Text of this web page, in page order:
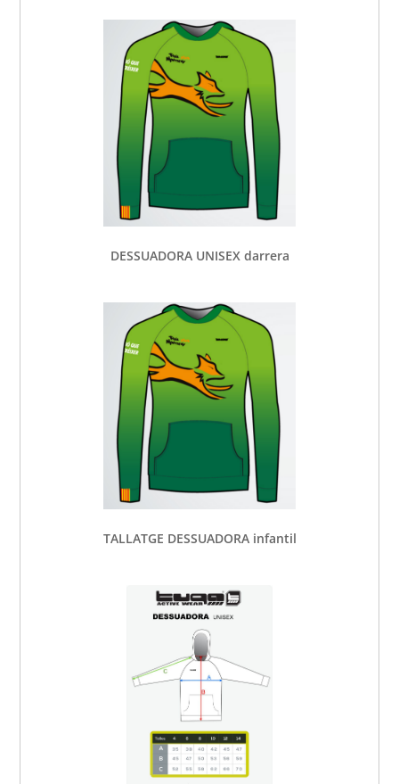
DESSUADORA UNISEX darrera
TALLATGE DESSUADORA infantil